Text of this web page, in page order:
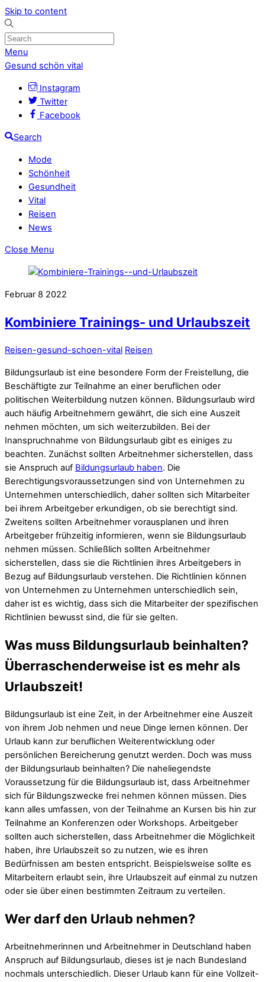
Skip to content
Menu
Gesund schön vital
Instagram
Twitter
Facebook
Search
Mode
Schönheit
Gesundheit
Vital
Reisen
News
Close Menu
Februar 8 2022
Kombiniere Trainings- und Urlaubszeit
Reisen-gesund-schoen-vital Reisen
Bildungsurlaub ist eine besondere Form der Freistellung, die
Beschäftigte zur Teilnahme an einer beruflichen oder
politischen Weiterbildung nutzen können. Bildungsurlaub wird
auch häufig Arbeitnehmern gewährt, die sich eine Auszeit
nehmen möchten, um sich weiterzubilden. Bei der
Inanspruchnahme von Bildungsurlaub gibt es einiges zu
beachten. Zunächst sollten Arbeitnehmer sicherstellen, dass
sie Anspruch auf Bildungsurlaub haben. Die
Berechtigungsvoraussetzungen sind von Unternehmen zu
Unternehmen unterschiedlich, daher sollten sich Mitarbeiter
bei ihrem Arbeitgeber erkundigen, ob sie berechtigt sind.
Zweitens sollten Arbeitnehmer vorausplanen und ihren
Arbeitgeber frühzeitig informieren, wenn sie Bildungsurlaub
nehmen müssen. Schließlich sollten Arbeitnehmer
sicherstellen, dass sie die Richtlinien ihres Arbeitgebers in
Bezug auf Bildungsurlaub verstehen. Die Richtlinien können
von Unternehmen zu Unternehmen unterschiedlich sein,
daher ist es wichtig, dass sich die Mitarbeiter der spezifischen
Richtlinien bewusst sind, die für sie gelten.
Was muss Bildungsurlaub beinhalten?
Überraschenderweise ist es mehr als
Urlaubszeit!
Bildungsurlaub ist eine Zeit, in der Arbeitnehmer eine Auszeit
von ihrem Job nehmen und neue Dinge lernen können. Der
Urlaub kann zur beruflichen Weiterentwicklung oder
persönlichen Bereicherung genutzt werden. Doch was muss
der Bildungsurlaub beinhalten? Die naheliegendste
Voraussetzung für die Bildungsurlaub ist, dass Arbeitnehmer
sich für Bildungszwecke frei nehmen können müssen. Dies
kann alles umfassen, von der Teilnahme an Kursen bis hin zur
Teilnahme an Konferenzen oder Workshops. Arbeitgeber
sollten auch sicherstellen, dass Arbeitnehmer die Möglichkeit
haben, ihre Urlaubszeit so zu nutzen, wie es ihren
Bedürfnissen am besten entspricht. Beispielsweise sollte es
Mitarbeitern erlaubt sein, ihre Urlaubszeit auf einmal zu nutzen
oder sie über einen bestimmten Zeitraum zu verteilen.
Wer darf den Urlaub nehmen?
Arbeitnehmerinnen und Arbeitnehmer in Deutschland haben
Anspruch auf Bildungsurlaub, dieses ist je nach Bundesland
nochmals unterschiedlich. Dieser Urlaub kann für eine Vollzeit-